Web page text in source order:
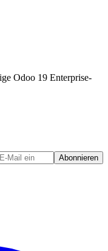
Odoo 19 Enterprise-
Abonnieren